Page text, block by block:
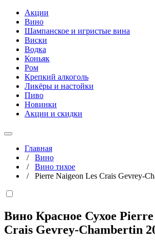
Акции
Вино
Шампанское и игристые вина
Виски
Водка
Коньяк
Ром
Крепкий алкоголь
Ликёры и настойки
Пиво
Новинки
Акции и скидки
Главная
/ Вино
/ Вино тихое
/ Pierre Naigeon Les Crais Gevrey-
Вино Красное Сухое
Crais Gevrey-Chambertin